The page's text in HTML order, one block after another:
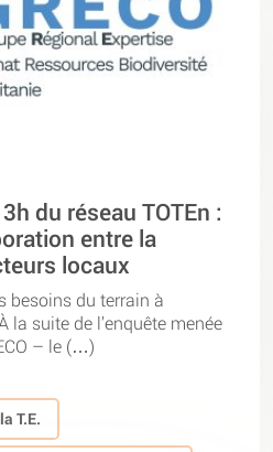
du réseau TOTEn :
entre la
locaux
besoins du terrain à
la suite de l’enquête menée
– le (…)
T.E.